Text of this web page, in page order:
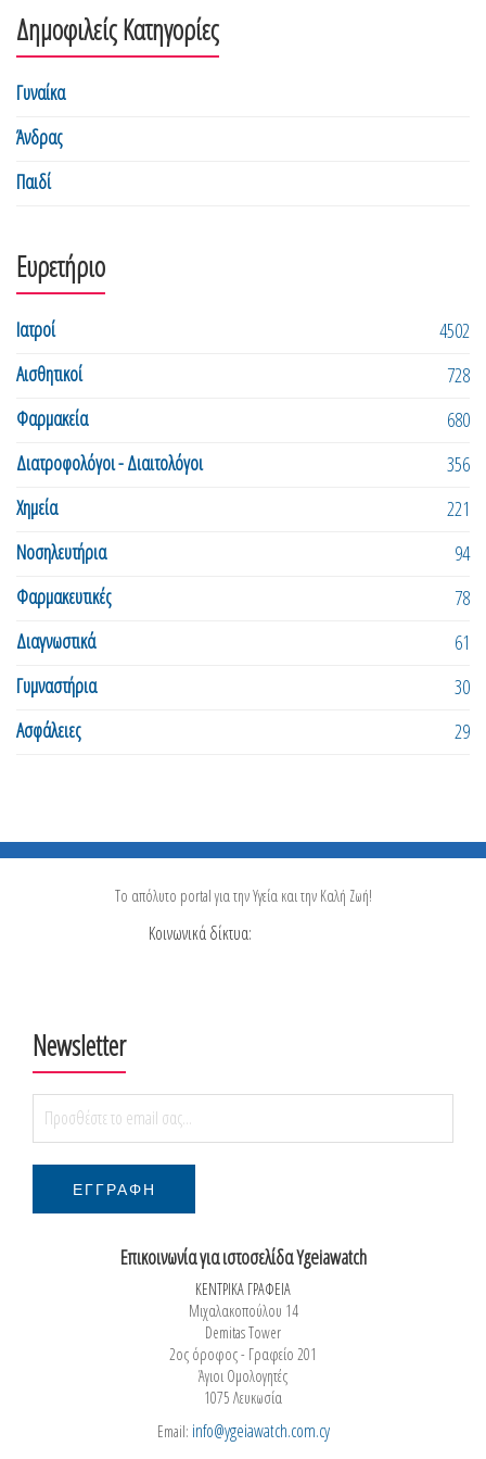
Δημοφιλείς Κατηγορίες
Γυναίκα
Άνδρας
Παιδί
Ευρετήριο
Ιατροί
4502
Αισθητικοί
728
Φαρμακεία
680
Διατροφολόγοι - Διαιτολόγοι
356
Χημεία
221
Νοσηλευτήρια
94
Φαρμακευτικές
78
Διαγνωστικά
61
Γυμναστήρια
30
Ασφάλειες
29
Το απόλυτο portal για την Υγεία και την Καλή Ζωή!
Κοινωνικά δίκτυα:
Newsletter
Επικοινωνία για ιστοσελίδα Ygeiawatch
ΚΕΝΤΡΙΚΑ ΓΡΑΦΕΙΑ
Μιχαλακοπούλου 14
Demitas Tower
2ος όροφος - Γραφείο 201
Άγιοι Ομολογητές
1075 Λευκωσία
Email: info@ygeiawatch.com.cy